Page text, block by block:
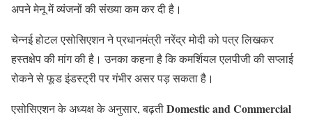
अपने मेनू में व्यंजनों की संख्या कम कर दी है।
चेन्नई होटल एसोसिएशन ने प्रधानमंत्री नरेंद्र मोदी को पत्र लिखकर
हस्तक्षेप की मांग की है। उनका कहना है कि कमर्शियल एलपीजी की सप्लाई
रोकने से फूड इंडस्ट्री पर गंभीर असर पड़ सकता है।
एसोसिएशन के अध्यक्ष के अनुसार, बढ़तीDomestic and Commercial